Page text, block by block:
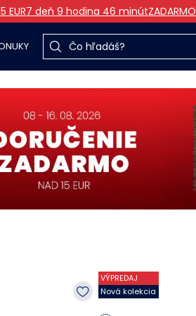
EUR7 deň 9 hodina 46 minútZADARMO
VÝPREDAJ
Nová kolekcia